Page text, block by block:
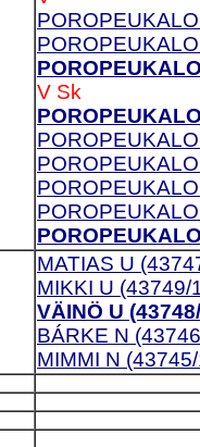
V Sk
MATIAS U
MIKKI U (43749/
VÄINÖ U
BÁRKE N
MIMMI N